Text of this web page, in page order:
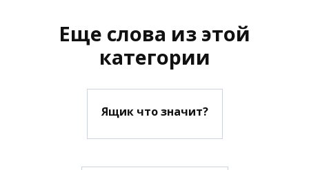
Еще слова из этой
категории
Ящик что значит?